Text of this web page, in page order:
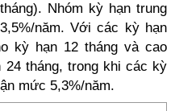
Nhóm kỳ hạn trung
năm. Với các kỳ hạn
kỳ hạn 12 tháng và cao
24 tháng, trong khi các kỳ
mức 5,3%/năm.